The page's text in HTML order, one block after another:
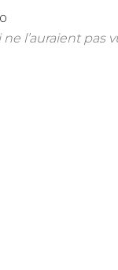
l’auraient pas